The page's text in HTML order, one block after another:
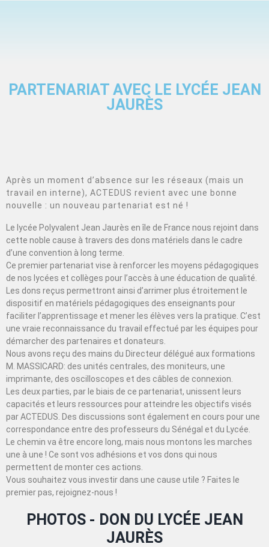
PARTENARIAT AVEC LE LYCÉE JEAN
JAURÈS
Après un moment d’absence sur les réseaux (mais un
travail en interne), ACTEDUS revient avec une bonne
nouvelle : un nouveau partenariat est né !
Le lycée Polyvalent Jean Jaurès en île de France nous rejoint dans
cette noble cause à travers des dons matériels dans le cadre
d’une convention à long terme.
Ce premier partenariat vise à renforcer les moyens pédagogiques
de nos lycées et collèges pour l’accès à une éducation de qualité.
Les dons reçus permettront ainsi d’arrimer plus étroitement le
dispositif en matériels pédagogiques des enseignants pour
faciliter l’apprentissage et mener les élèves vers la pratique. C’est
une vraie reconnaissance du travail effectué par les équipes pour
démarcher des partenaires et donateurs.
Nous avons reçu des mains du Directeur délégué aux formations
M. MASSICARD: des unités centrales, des moniteurs, une
imprimante, des oscilloscopes et des câbles de connexion.
Les deux parties, par le biais de ce partenariat, unissent leurs
capacités et leurs ressources pour atteindre les objectifs visés
par ACTEDUS. Des discussions sont également en cours pour une
correspondance entre des professeurs du Sénégal et du Lycée.
Le chemin va être encore long, mais nous montons les marches
une à une ! Ce sont vos adhésions et vos dons qui nous
permettent de monter ces actions.
Vous souhaitez vous investir dans une cause utile ? Faites le
premier pas, rejoignez-nous !
PHOTOS - DON DU LYCÉE JEAN
JAURÈS